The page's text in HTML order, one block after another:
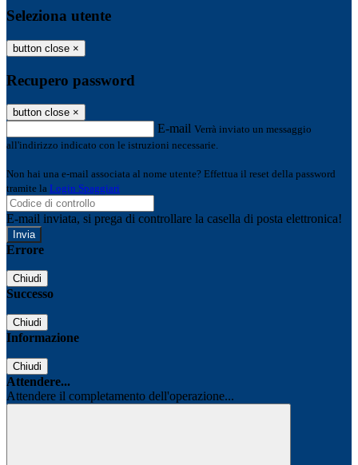
Seleziona utente
button close ×
Recupero password
button close ×
E-mail Verrà inviato un messaggio
all'indirizzo indicato con le istruzioni necessarie.
Non hai una e-mail associata al nome utente? Effettua il reset della password
tramite la Login Spaggiari
E-mail inviata, si prega di controllare la casella di posta elettronica!
Errore
Chiudi
Successo
Chiudi
Informazione
Chiudi
Attendere...
Attendere il completamento dell'operazione...